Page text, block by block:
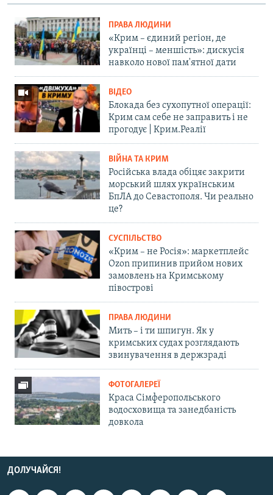
ПРАВА ЛЮДИНИ
«Крим – єдиний регіон, де
українці – меншість»: дискусія
навколо нової пам'ятної дати
ВІДЕО
Блокада без сухопутної операції:
Крим сам себе не заправить і не
прогодує | Крим.Реалії
ВІЙНА ТА КРИМ
Російська влада обіцяє закрити
морський шлях українським
БпЛА до Севастополя. Чи реально
це?
СУСПІЛЬСТВО
«Крим – не Росія»: маркетплейс
Ozon припинив прийом нових
замовлень на Кримському
півострові
ПРАВА ЛЮДИНИ
Мить – і ти шпигун. Як у
кримських судах розглядають
звинувачення в держзраді
ФОТОГАЛЕРЕЇ
Краса Сімферопольського
водосховища та занедбаність
довкола
ДОЛУЧАЙСЯ!